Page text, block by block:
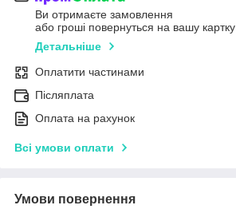
Ви отримаєте замовлення
або гроші повернуться на вашу картку
Детальніше
Оплатити частинами
Післяплата
Оплата на рахунок
Всі умови оплати
Умови повернення